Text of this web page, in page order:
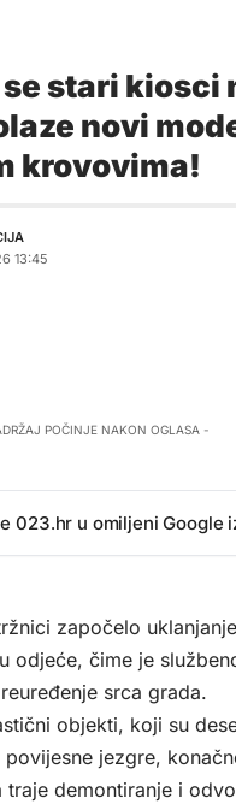
stari kiosci
novi
krovovima!
13:45
POČINJE NAKON OGLASA -
023.hr u omiljeni Google
započelo
odjeće, čime je
srca grada.
objekti, koji su
povijesne jezgre,
traje demontiranje i